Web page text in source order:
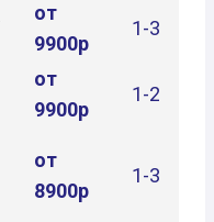
от
9900р
1-3
от
9900р
1-2
от
8900р
1-3